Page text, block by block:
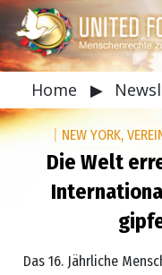
Home ▶
| NEW YORK,
Die Welt
Das 16. Jährliche